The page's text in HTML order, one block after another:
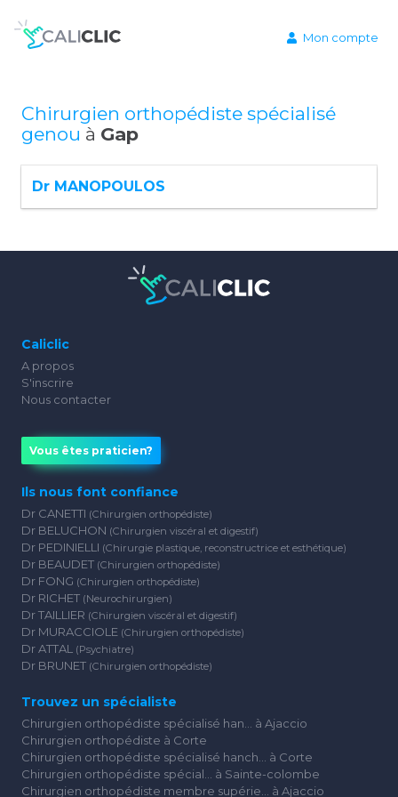
Mon compte
Chirurgien orthopédiste spécialisé
genou à Gap
Dr MANOPOULOS
Caliclic
A propos
S'inscrire
Nous contacter
Vous êtes praticien?
Ils nous font confiance
Dr CANETTI (Chirurgien orthopédiste)
Dr BELUCHON (Chirurgien viscéral et digestif)
Dr PEDINIELLI (Chirurgie plastique, reconstructrice et esthétique)
Dr BEAUDET (Chirurgien orthopédiste)
Dr FONG (Chirurgien orthopédiste)
Dr RICHET (Neurochirurgien)
Dr TAILLIER (Chirurgien viscéral et digestif)
Dr MURACCIOLE (Chirurgien orthopédiste)
Dr ATTAL (Psychiatre)
Dr BRUNET (Chirurgien orthopédiste)
Trouvez un spécialiste
Chirurgien orthopédiste spécialisé han... à Ajaccio
Chirurgien orthopédiste à Corte
Chirurgien orthopédiste spécialisé hanch... à Corte
Chirurgien orthopédiste spécial... à Sainte-colombe
Chirurgien orthopédiste membre supérie... à Ajaccio